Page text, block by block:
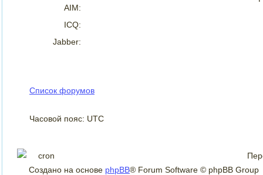
AIM:
ICQ:
Jabber:
Список форумов
Часовой пояс: UTC
Создано на основе phpBB® Forum Software © phpBB Group